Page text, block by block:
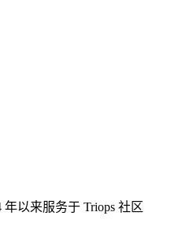
年以来服务于 Triops 社区